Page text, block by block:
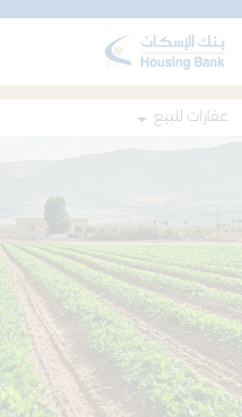
عقارات للبيع